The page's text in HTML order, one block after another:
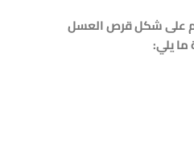
على شكل قرص العسل
ما يلي: